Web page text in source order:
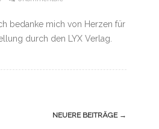
bedanke mich von Herzen für
durch den LYX Verlag.
NEUERE BEITRÄGE →